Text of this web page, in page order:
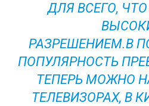
ДЛЯ ВСЕГО,
РАЗРЕШЕНИЕМ.В
ПОПУЛЯРНОСТЬ
ТЕПЕРЬ МОЖНО
ТЕЛЕВИЗОРАХ, В